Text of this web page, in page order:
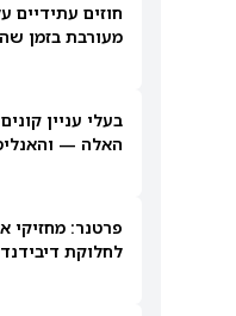
חוזים עתידיים
מעורבת בזמן
האלה —
פרטנר: מחזיקי
לחלוקת